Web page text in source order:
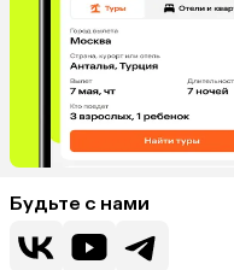
Будьте с нами